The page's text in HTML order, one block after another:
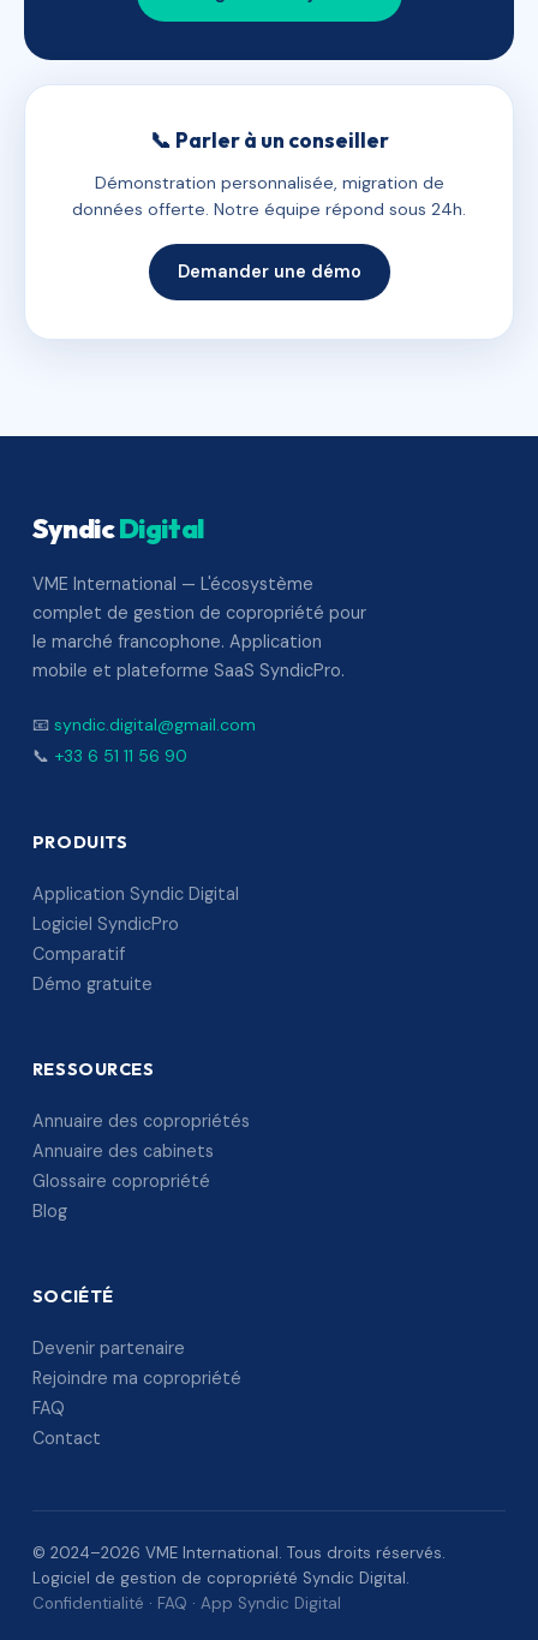
📞 Parler à un conseiller
Démonstration personnalisée, migration de
données offerte. Notre équipe répond sous 24h.
Demander une démo
SyndicDigital
VME International — L'écosystème
complet de gestion de copropriété pour
le marché francophone. Application
mobile et plateforme SaaS SyndicPro.
📧 syndic.digital@gmail.com
📞 +33 6 51 11 56 90
PRODUITS
Application Syndic Digital
Logiciel SyndicPro
Comparatif
Démo gratuite
RESSOURCES
Annuaire des copropriétés
Annuaire des cabinets
Glossaire copropriété
Blog
SOCIÉTÉ
Devenir partenaire
Rejoindre ma copropriété
FAQ
Contact
© 2024–2026 VME International. Tous droits réservés.
Logiciel de gestion de copropriété Syndic Digital.
Confidentialité · FAQ · App Syndic Digital